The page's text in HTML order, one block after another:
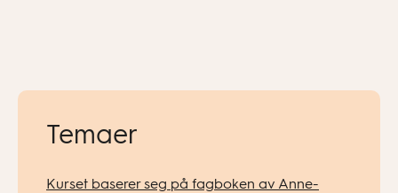
Temaer
Kurset baserer seg på fagboken av Anne-